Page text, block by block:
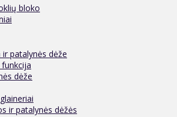
bloko
patalynės dėže
dėže
ir patalynės dėžės